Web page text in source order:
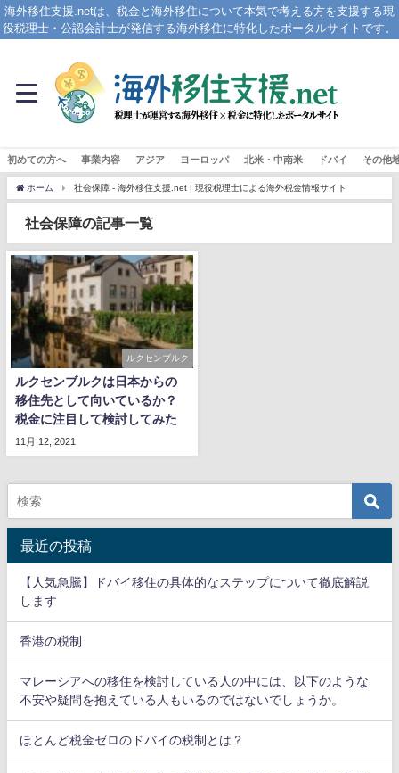
海外移住支援.netは、税金と海外移住について本気で考える方を支援する現
役税理士・公認会計士が発信する海外移住に特化したポータルサイトです。
初めての方へ 事業内容 アジア ヨーロッパ 北米・中南米 ドバイ その他
ホーム 社会保障 - 海外移住支援.net | 現役税理士による海外税金情報サイト
社会保障の記事一覧
ルクセンブルク
ルクセンブルクは日本からの
移住先として向いているか？
税金に注目して検討してみた
11月 12, 2021
最近の投稿
【人気急騰】ドバイ移住の具体的なステップについて徹底解説
します
香港の税制
マレーシアへの移住を検討している人の中には、以下のような
不安や疑問を抱えている人もいるのではないでしょうか。
ほとんど税金ゼロのドバイの税制とは？